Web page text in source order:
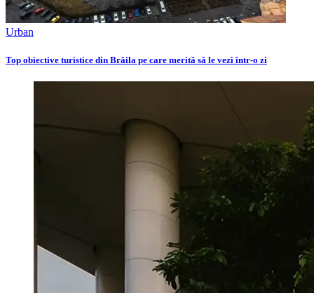
Urban
Top obiective turistice din Brăila pe care merită să le vezi într-o zi